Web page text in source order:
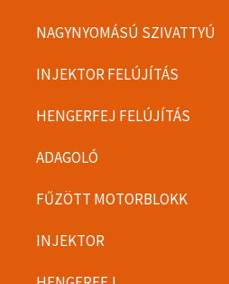
NAGYNYOMÁSÚ SZIVATTYÚ
INJEKTOR FELÚJÍTÁS
HENGERFEJ FELÚJÍTÁS
ADAGOLÓ
FŰZÖTT MOTORBLOKK
INJEKTOR